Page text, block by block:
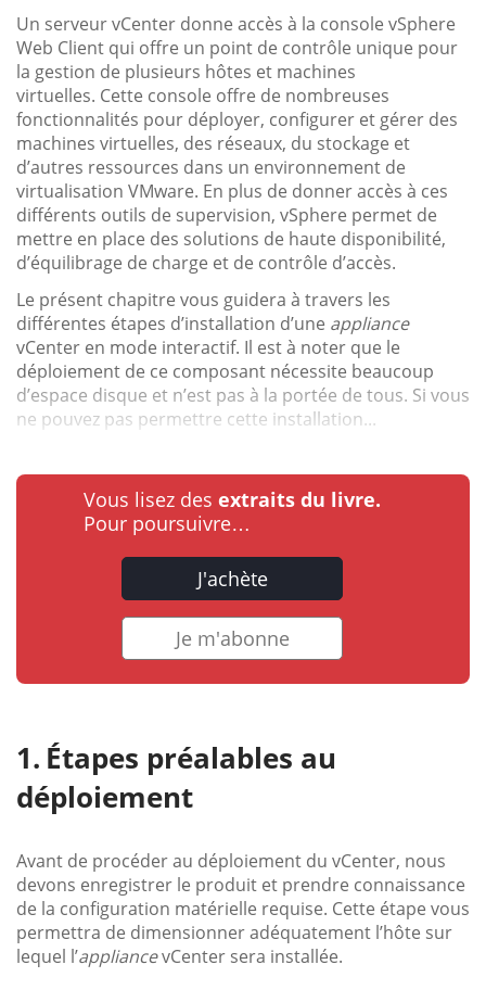
Un serveur vCenter donne accès à la console vSphere
Web Client qui offre un point de contrôle unique pour
la gestion de plusieurs hôtes et machines
virtuelles. Cette console offre de nombreuses
fonctionnalités pour déployer, configurer et gérer des
machines virtuelles, des réseaux, du stockage et
d’autres ressources dans un environnement de
virtualisation VMware. En plus de donner accès à ces
différents outils de supervision, vSphere permet de
mettre en place des solutions de haute disponibilité,
d’équilibrage de charge et de contrôle d’accès.
Le présent chapitre vous guidera à travers les
différentes étapes d’installation d’une appliance
vCenter en mode interactif. Il est à noter que le
déploiement de ce composant nécessite beaucoup
d’espace disque et n’est pas à la portée de tous. Si vous
ne pouvez pas permettre cette installation...
Vous lisez des extraits du livre.
Pour poursuivre…
J'achète
Je m'abonne
Étapes préalables au
déploiement
Avant de procéder au déploiement du vCenter, nous
devons enregistrer le produit et prendre connaissance
de la configuration matérielle requise. Cette étape vous
permettra de dimensionner adéquatement l’hôte sur
lequel l’appliancevCenter sera installée.